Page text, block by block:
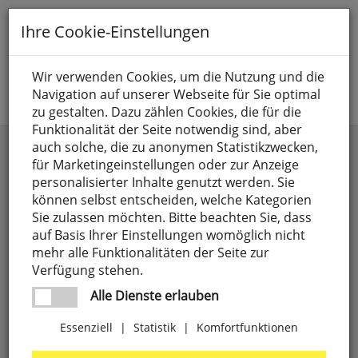
Toggle
Suche nach
Jetzt anmelden
AVON
Ihre Cookie-Einstellungen
Wir verwenden Cookies, um die Nutzung und die
Navigation auf unserer Webseite für Sie optimal
zu gestalten. Dazu zählen Cookies, die für die
Funktionalität der Seite notwendig sind, aber
auch solche, die zu anonymen Statistikzwecken,
für Marketingeinstellungen oder zur Anzeige
personalisierter Inhalte genutzt werden. Sie
können selbst entscheiden, welche Kategorien
Sie zulassen möchten. Bitte beachten Sie, dass
auf Basis Ihrer Einstellungen womöglich nicht
mehr alle Funktionalitäten der Seite zur
Verfügung stehen.
Alle Dienste erlauben
Essenziell | Statistik | Komfortfunktionen